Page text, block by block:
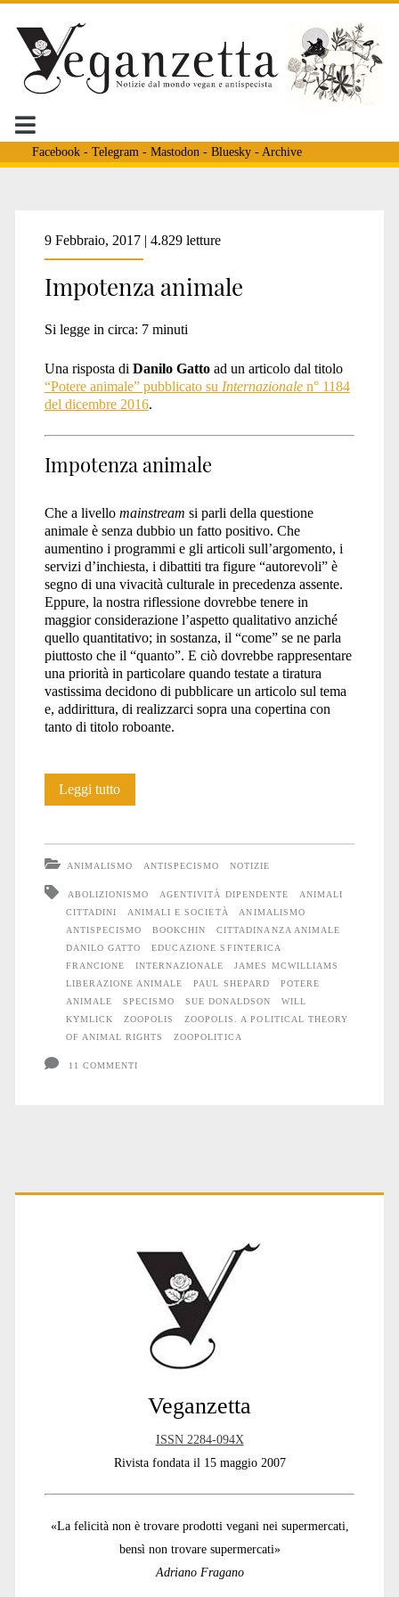
Facebook- Telegram - Mastodon - Bluesky- Archive
Tag:
<span>Francione</
9 Febbraio, 2017 | 4.829 letture
Impotenza animale
Si legge in circa: 7 minuti
Una risposta di Danilo Gattoad un articolo dal titolo
“Potere animale” pubblicato su Internazionalen° 1184
del dicembre 2016.
Impotenza animale
Che a livello mainstream si parli della questione
animale è senza dubbio un fatto positivo. Che
aumentino i programmi e gli articoli sull’argomento, i
servizi d’inchiesta, i dibattiti tra figure “autorevoli” è
segno di una vivacità culturale in precedenza assente.
Eppure, la nostra riflessione dovrebbe tenere in
maggior considerazione l’aspetto qualitativo anziché
quello quantitativo; in sostanza, il “come” se ne parla
piuttosto che il “quanto”. E ciò dovrebbe rappresentare
una priorità in particolare quando testate a tiratura
vastissima decidono di pubblicare un articolo sul tema
e, addirittura, di realizzarci sopra una copertina con
tanto di titolo roboante.
Leggi tuttoImpotenza
ANIMALISMO ANTISPECISMO NOTIZIE
ABOLIZIONISMO AGENTIVITÀ DIPENDENTE
ANIMALI
CITTADINI
ANIMALI E SOCIETÀ
ANIMALISMO
ANTISPECISMO
BOOKCHIN
CITTADINANZA ANIMALE
DANILO GATTO
EDUCAZIONE SFINTERICA
FRANCIONE
INTERNAZIONALE
JAMES MCWILLIAMS
LIBERAZIONE ANIMALE
PAUL SHEPARD
POTERE
ANIMALE
SPECISMO SUE DONALDSON
WILL
KYMLICK
ZOOPOLIS
ZOOPOLIS. A POLITICAL THEORY
OF ANIMAL RIGHTS
ZOOPOLITICA
11 COMMENTI
Primary
Veganzetta
ISSN 2284-094X
Rivista fondata il 15 maggio 2007
«La felicità non è trovare prodotti vegani nei supermercati,
bensì non trovare supermercati»
Adriano Fragano